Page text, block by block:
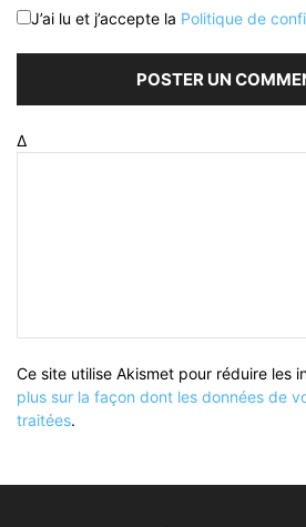
J’ai lu et j’accepte la Politique de
Δ
Ce site utilise Akismet pour réduire les
plus sur la façon dont les données de
traitées.